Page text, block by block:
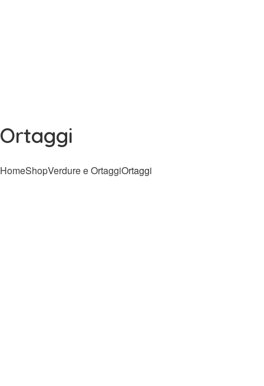
Ortaggi
HomeShopVerdure e OrtaggiOrtaggi